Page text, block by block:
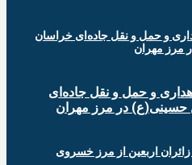
و حمل و نقل جاده‌ای
حسینی(ع) در مرز مهران